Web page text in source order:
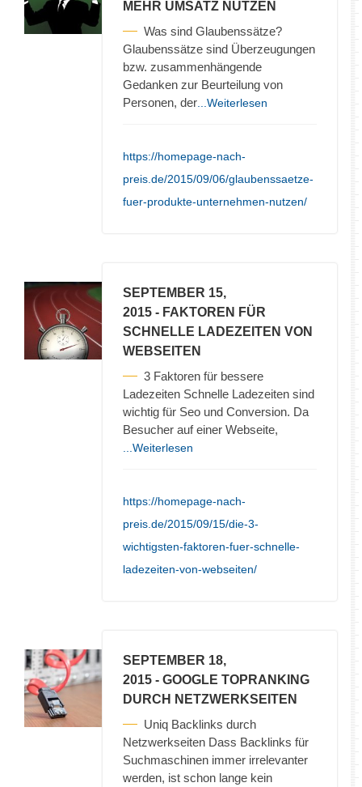
MEHR UMSATZ NUTZEN
Was sind Glaubenssätze?
Glaubenssätze sind Überzeugungen
bzw. zusammenhängende
Gedanken zur Beurteilung von
Personen, der ...Weiterlesen
https://homepage-nach-
preis.de/2015/09/06/glaubenssaetze-
fuer-produkte-unternehmen-nutzen/
SEPTEMBER 15,
2015 - FAKTOREN FÜR
SCHNELLE LADEZEITEN VON
WEBSEITEN
3 Faktoren für bessere
Ladezeiten Schnelle Ladezeiten sind
wichtig für Seo und Conversion. Da
Besucher auf einer Webseite,
...Weiterlesen
https://homepage-nach-
preis.de/2015/09/15/die-3-
wichtigsten-faktoren-fuer-schnelle-
ladezeiten-von-webseiten/
SEPTEMBER 18,
2015 - GOOGLE TOPRANKING
DURCH NETZWERKSEITEN
Uniq Backlinks durch
Netzwerkseiten Dass Backlinks für
Suchmaschinen immer irrelevanter
werden, ist schon lange kein